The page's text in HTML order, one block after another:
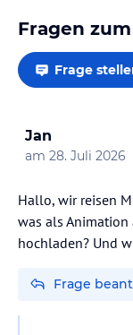
Fragen
Frage
Jan
am 28. Juli 2026
Hallo, wir reisen
was als
hochladen? Und
Frage